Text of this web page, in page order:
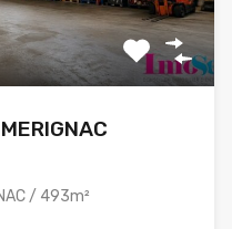
/ 493m²